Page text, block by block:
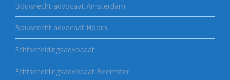
Bouwrecht advocaat Amsterdam
Bouwrecht advocaat Hoorn
Echtscheidingsadvocaat
Echtscheidingsadvocaat Beemster